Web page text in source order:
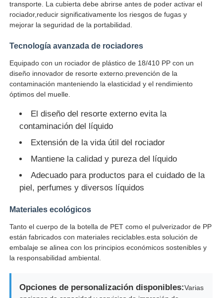
Visita a la fábrica
Control de Calidad
Contacto
Solicitar una cotización
Botella de aerosol cosmético
botella de loción cosmética
Botella cosmética del rodillo
transporte. La cubierta debe abrirse antes de poder activar el
rociador,reducir significativamente los riesgos de fugas y
mejorar la seguridad de la portabilidad.
Tecnología avanzada de rociadores
Equipado con un rociador de plástico de 18/410 PP con un
diseño innovador de resorte externo.prevención de la
contaminación manteniendo la elasticidad y el rendimiento
óptimos del muelle.
El diseño del resorte externo evita la
contaminación del líquido
Extensión de la vida útil del rociador
Mantiene la calidad y pureza del líquido
Adecuado para productos para el cuidado de la
piel, perfumes y diversos líquidos
Materiales ecológicos
Tanto el cuerpo de la botella de PET como el pulverizador de PP
están fabricados con materiales reciclables.esta solución de
embalaje se alinea con los principios económicos sostenibles y
la responsabilidad ambiental.
Opciones de personalización disponibles:Varias